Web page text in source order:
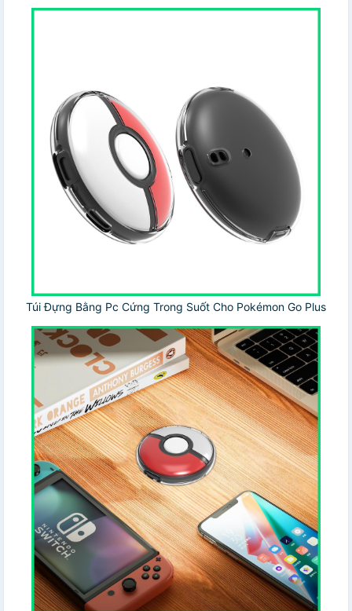
Túi Đựng Bằng Pc Cứng Trong Suốt Cho Pokémon Go Plus